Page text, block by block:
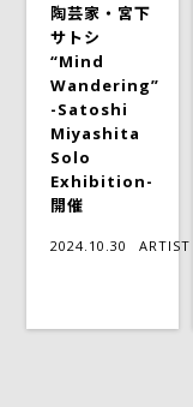
陶芸家・宮下
サトシ
“Mind
Wandering”
-Satoshi
Miyashita
Solo
Exhibition-
開催
2024.10.30 ARTIST